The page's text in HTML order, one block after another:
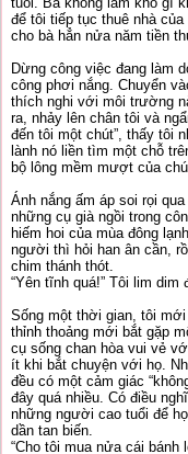
để tôi tiếp tục thuê nhà
cho bà hẳn nửa năm tiền
Dừng công việc đang làm
công phơi nắng. Chuyển
thích nghi với môi trường
ra, nhảy lên chân tôi và
đến tôi một chút”, thấy tôi
lành nó liền tìm một chỗ
bộ lông mềm mượt của
Ánh nắng ấm áp soi rọi
những cụ già ngồi trong
hiếm hoi của mùa đông
người thì hỏi han ân cần,
chim thánh thót.
“Yên tĩnh quá!” Tôi lim
Sống một thời gian, tôi
thỉnh thoảng mới bắt gặp
cụ sống chan hòa vui vẻ
ít khi bắt chuyện với họ.
đều có một cảm giác
đây quá nhiều. Có điều
những người cao tuổi để
dần tan biến.
“Cho tôi mua nửa cái bánh